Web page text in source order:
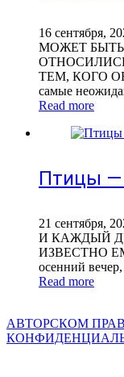
16 сентября,
МОЖЕТ
ТЕМ, КОГО
самые
Read more
Птицы —
21 сентября,
И КАЖДЫЙ
ИЗВЕСТНО
осенний
Read more
АВТОРСКОМ